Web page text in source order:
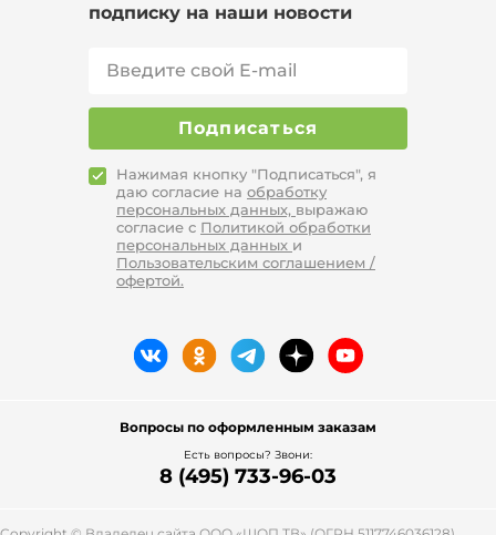
подписку на наши новости
Подписаться
Нажимая кнопку "Подписаться", я
даю согласие на обработку
персональных данных, выражаю
согласие с Политикой обработки
персональных данных и
Пользовательским соглашением /
офертой.
Вопросы по оформленным заказам
Есть вопросы? Звони:
8 (495) 733-96-03